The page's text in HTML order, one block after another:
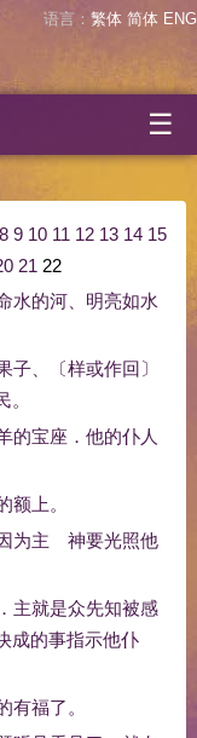
语言： 繁体 简体 ENG
☰
8 9 10 11 12 13 14 15
21 22
水的河、 明亮如水
子、 〔样或作回〕
。
的宝座 ． 他的仆人
额 上 。
为主 神要光照他
． 主就是众先知被感
成的事指示他仆
有福了 。